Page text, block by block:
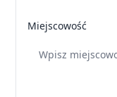
Miejscowość